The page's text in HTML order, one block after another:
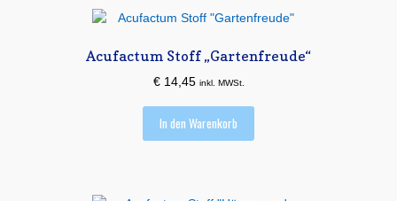
Acufactum Stoff „Gartenfreude“
€14,45 inkl. MWSt.
In den Warenkorb